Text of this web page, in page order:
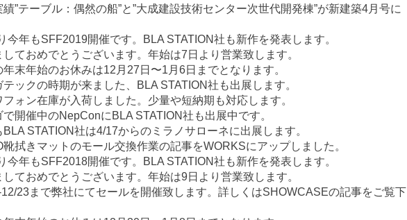
績”テーブル：偶然の船”と”大成建設技術センター次世代開発棟”が新建築4月号に
今年もSFF2019開催です。BLA STATION社も新作を発表します。
しておめでとうございます。年始は7日より営業致します。
年末年始のお休みは12月27日〜1月6日までとなります。
テックの時期が来ました、BLA STATION社も出展します。
フォン在庫が入荷しました。少量や短納期も対応します。
で開催中のNepConにBLA STATION社も出展中です。
BLA STATION社は4/17からのミラノサローネに出展します。
靴拭きマットのモール交換作業の記事をWORKSにアップしました。
今年もSFF2018開催です。BLA STATION社も新作を発表します。
しておめでとうございます。年始は9日より営業致します。
23まで弊社にてセールを開催致します。詳しくはSHOWCASEの記事をご覧下